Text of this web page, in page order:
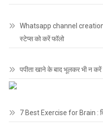
Whatsapp channel
स्टेप्स को करें फॉलो
पपीता खाने के बाद भूलकर भी न
7 Best Exercise for Brain :